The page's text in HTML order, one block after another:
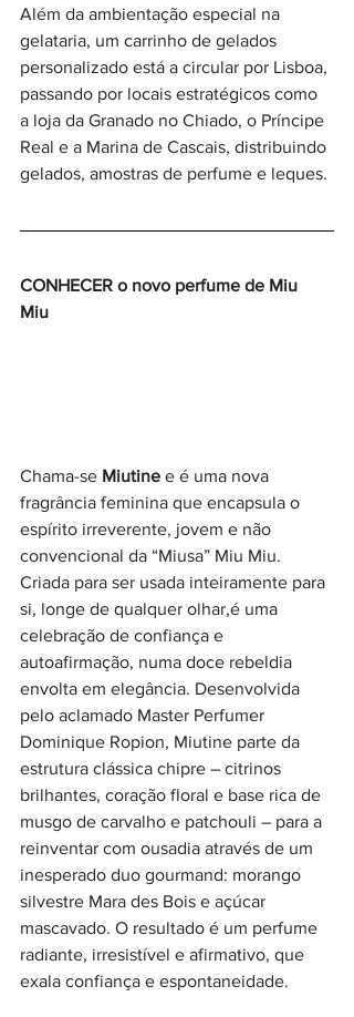
Além da ambientação especial na
gelataria, um carrinho de gelados
personalizado está a circular por Lisboa,
passando por locais estratégicos como
a loja da Granado no Chiado, o Príncipe
Real e a Marina de Cascais, distribuindo
gelados, amostras de perfume e leques.
CONHECER o novo perfume de Miu
Miu
Chama-se Miutine e é uma nova
fragrância feminina que encapsula o
espírito irreverente, jovem e não
convencional da “Miusa” Miu Miu.
Criada para ser usada inteiramente para
si, longe de qualquer olhar,é uma
celebração de confiança e
autoafirmação, numa doce rebeldia
envolta em elegância. Desenvolvida
pelo aclamado Master Perfumer
Dominique Ropion, Miutine parte da
estrutura clássica chipre – citrinos
brilhantes, coração floral e base rica de
musgo de carvalho e patchouli – para a
reinventar com ousadia através de um
inesperado duo gourmand: morango
silvestre Mara des Bois e açúcar
mascavado. O resultado é um perfume
radiante, irresistível e afirmativo, que
exala confiança e espontaneidade.